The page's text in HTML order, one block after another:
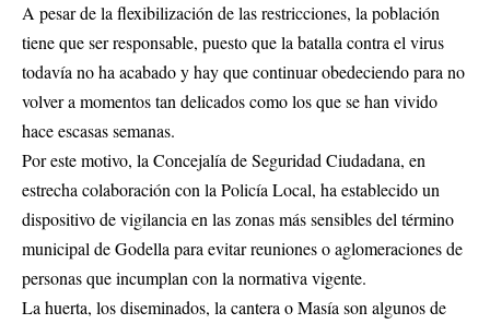
A pesar de la flexibilización de las restricciones, la población
tiene que ser responsable, puesto que la batalla contra el virus
todavía no ha acabado y hay que continuar obedeciendo para no
volver a momentos tan delicados como los que se han vivido
hace escasas semanas.
Por este motivo, la Concejalía de Seguridad Ciudadana, en
estrecha colaboración con la Policía Local, ha establecido un
dispositivo de vigilancia en las zonas más sensibles del término
municipal de Godella para evitar reuniones o aglomeraciones de
personas que incumplan con la normativa vigente.
La huerta, los diseminados, la cantera o Masía son algunos de